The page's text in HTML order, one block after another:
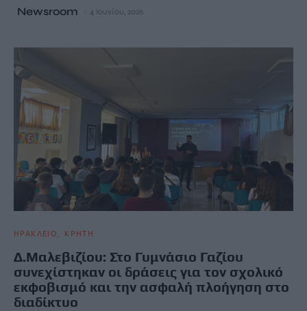
Newsroom 4 Ιουνίου, 2026
ΗΡΑΚΛΕΙΟ ΚΡΗΤΗ
Δ.Μαλεβιζίου: Στο Γυμνάσιο Γαζίου
συνεχίστηκαν οι δράσεις για τον σχολικό
εκφοβισμό και την ασφαλή πλοήγηση στο
διαδίκτυο